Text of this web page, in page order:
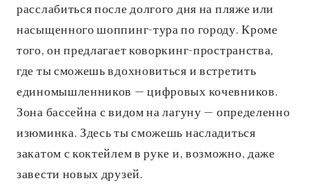
расслабиться после долгого дня на пляже или
насыщенного шоппинг-тура по городу. Кроме
того, он предлагает коворкинг-пространства,
где ты сможешь вдохновиться и встретить
единомышленников — цифровых кочевников.
Зона бассейна с видом на лагуну — определенно
изюминка. Здесь ты сможешь насладиться
закатом с коктейлем в руке и, возможно, даже
завести новых друзей.